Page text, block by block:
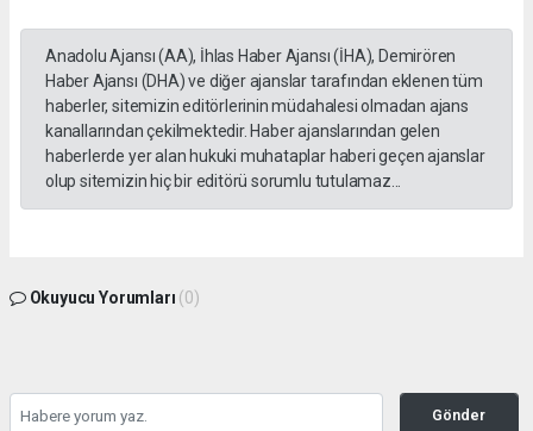
Anadolu Ajansı (AA), İhlas Haber Ajansı (İHA), Demirören
Haber Ajansı (DHA) ve diğer ajanslar tarafından eklenen tüm
haberler, sitemizin editörlerinin müdahalesi olmadan ajans
kanallarından çekilmektedir. Haber ajanslarından gelen
haberlerde yer alan hukuki muhataplar haberi geçen ajanslar
olup sitemizin hiç bir editörü sorumlu tutulamaz...
Okuyucu Yorumları (0)
Gönder